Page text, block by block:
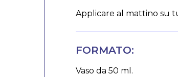
Applicare al mattino su
FORMATO:
Vaso da 50 ml.